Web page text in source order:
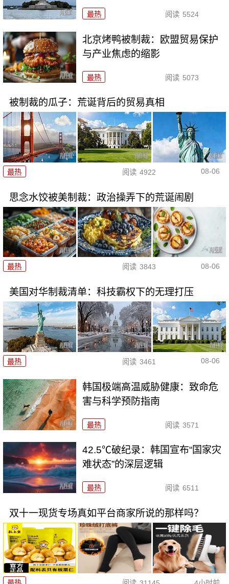
最热 阅读 5524
北京烤鸭被制裁：欧盟贸易保护
与产业焦虑的缩影
最热 阅读 5073
被制裁的瓜子：荒诞背后的贸易真相
最热 阅读 4922 08-06
思念水饺被美制裁：政治操弄下的荒诞闹剧
最热 阅读 3843 08-06
美国对华制裁清单：科技霸权下的无理打压
最热 阅读 3461 08-06
韩国极端高温威胁健康：致命危
害与科学预防指南
最热 阅读 3571
42.5℃破纪录：韩国宣布“国家灾
难状态”的深层逻辑
最热 阅读 6511
双十一现货专场真如平台商家所说的那样吗？